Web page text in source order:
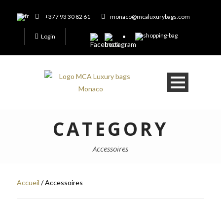
+377 93 30 82 61 monaco@mcaluxurybags.com
Login
CATEGORY
Accessoires
Accueil / Accessoires